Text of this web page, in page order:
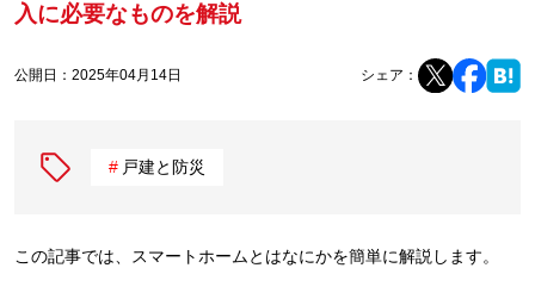
入に必要なものを解説
公開日： 2025年04月14日 シェア：
戸建と防災
この記事では、スマートホームとはなにかを簡単に解説します。